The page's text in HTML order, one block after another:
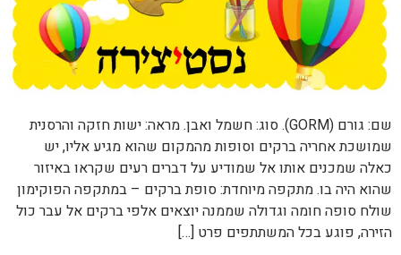
שם: גורם (GORM). סוג: חשמל ואבן. מראה: ישות חזקה והרסנית
שמושכת אחריה ברקים וסופות מהמקום שהוא מגיע אליו, יש
כאלה שמכנים אותו אל שמודיע על דברים רעים שקראו באיזור
שהוא היה בו. מתקפה מיוחדת: סופת ברקים – במתקפה הפוקימון
שולח סופה חומה וגדולה שממנה יוצאים אלפי ברקים אל עבר כול
הזירה, פוגע בכל המשתתפים פרט […]